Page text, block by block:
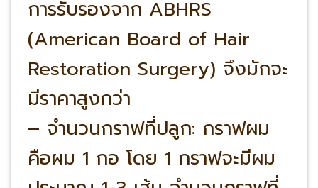
การรับรองจาก ABHRS
(American Board of Hair
Restoration Surgery) จึงมักจะ
มีราคาสูงกว่า
– จำนวนกราฟที่ปลูก: กราฟผม
คือผม 1 กอ โดย 1 กราฟจะมีผม